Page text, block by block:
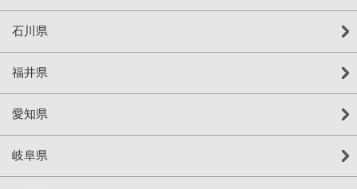
石川県
福井県
愛知県
岐阜県